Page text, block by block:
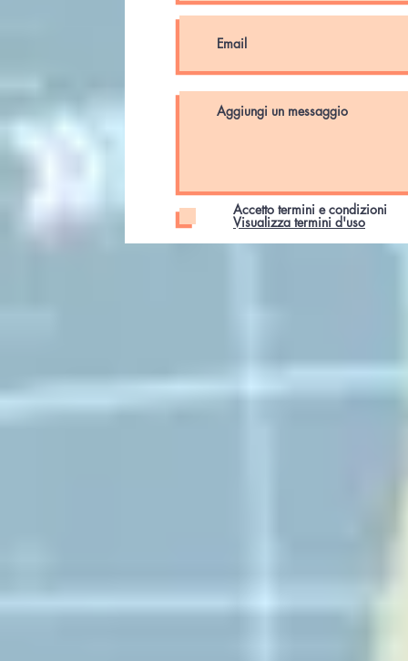
Accetto termini e condizioni
Visualizza termini d'uso